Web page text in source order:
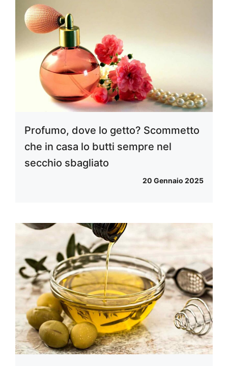
Profumo, dove lo getto? Scommetto
che in casa lo butti sempre nel
secchio sbagliato
20 Gennaio 2025